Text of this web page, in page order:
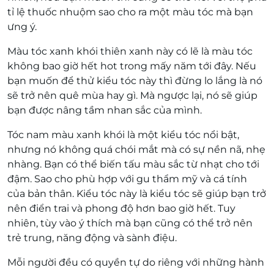
tỉ lệ thuốc nhuộm sao cho ra một màu tóc mà bạn
ưng ý.
Màu tóc xanh khói thiên xanh này có lẽ là màu tóc
không bao giờ hết hot trong mấy năm tới đây. Nếu
bạn muốn để thử kiểu tóc này thì đừng lo lắng là nó
sẽ trở nên quê mùa hay gì. Mà ngược lại, nó sẽ giúp
bạn được nâng tầm nhan sắc của mình.
Tóc nam màu xanh khói là một kiểu tóc nổi bật,
nhưng nó không quá chói mắt mà có sự nền nã, nhẹ
nhàng. Bạn có thể biến tấu màu sắc từ nhạt cho tới
đậm. Sao cho phù hợp với gu thẩm mỹ và cá tính
của bản thân. Kiểu tóc này là kiểu tóc sẽ giúp bạn trở
nên điển trai và phong độ hơn bao giờ hết. Tuy
nhiên, tùy vào ý thích mà bạn cũng có thể trở nên
trẻ trung, năng động và sành điệu.
Mỗi người đều có quyền tự do riêng với những hành